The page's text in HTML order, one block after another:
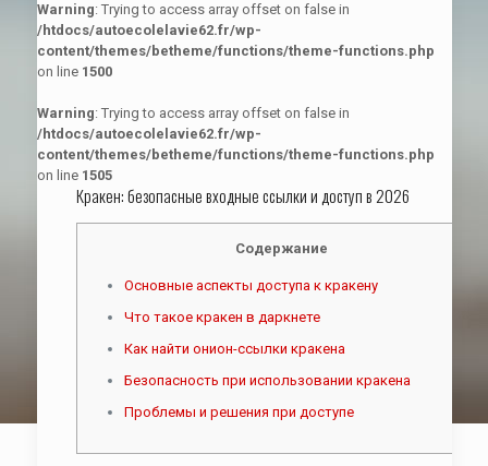
Warning: Trying to access array offset on false in
/htdocs/autoecolelavie62.fr/wp-
content/themes/betheme/functions/theme-functions.php
on line 1500
Warning: Trying to access array offset on false in
/htdocs/autoecolelavie62.fr/wp-
content/themes/betheme/functions/theme-functions.php
on line 1505
Кракен: безопасные входные ссылки и доступ в 2026
Содержание
Основные аспекты доступа к кракену
Что такое кракен в даркнете
Как найти онион-ссылки кракена
Безопасность при использовании кракена
Проблемы и решения при доступе